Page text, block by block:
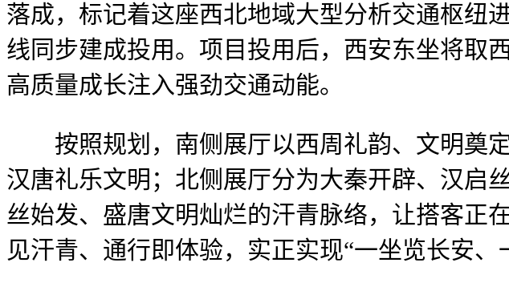
落成，标记着这座西北地域大型分析交通枢纽
线同步建成投用。项目投用后，西安东坐将取
高质量成长注入强劲交通动能。
按照规划，南侧展厅以西周礼韵、文明奠
汉唐礼乐文明；北侧展厅分为大秦开辟、汉启
丝始发、盛唐文明灿烂的汗青脉络，让搭客正
见汗青、通行即体验，实正实现“一坐览长安、